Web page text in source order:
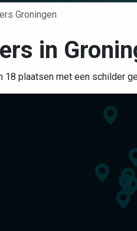
Groningen
in
18 plaatsen met een schilder